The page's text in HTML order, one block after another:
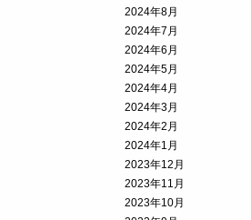
2024年8月
2024年7月
2024年6月
2024年5月
2024年4月
2024年3月
2024年2月
2024年1月
2023年12月
2023年11月
2023年10月